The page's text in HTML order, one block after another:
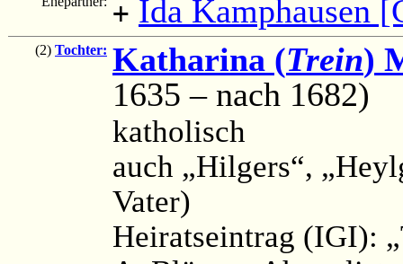
+ Ida Kamphausen
(2) Tochter: Katharina (Trein)
1635 – nach 1682)
katholisch
auch „Hilgers“,
Vater)
Heiratseintrag (IGI):